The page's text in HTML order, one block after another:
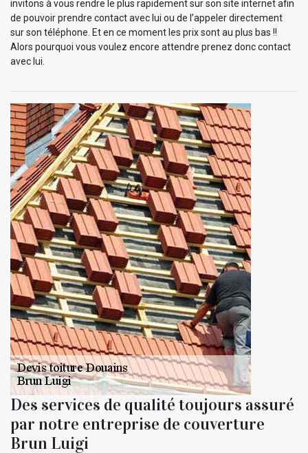
invitons à vous rendre le plus rapidement sur son site internet afin
de pouvoir prendre contact avec lui ou de l’appeler directement
sur son téléphone. Et en ce moment les prix sont au plus bas !!
Alors pourquoi vous voulez encore attendre prenez donc contact
avec lui.
Des services de qualité toujours assuré
par notre entreprise de couverture
Brun Luigi